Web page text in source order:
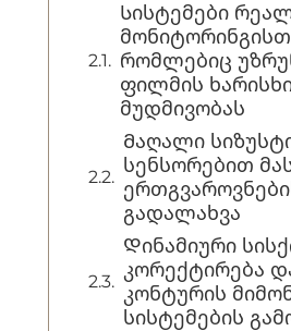
Სისტემები
რომლებიც
ფილმის
მუდმივობას
Მაღალი
სენსორებით
გადალახვა
Დინამიური
კორექტირება
კონტურის
სისტემების